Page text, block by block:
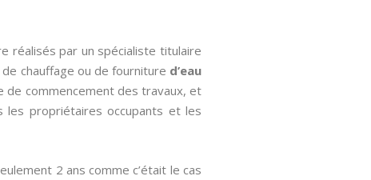
réalisés par un spécialiste titulaire
chauffage ou de fourniture d’eau
de commencement des travaux, et
les propriétaires occupants et les
2 ans comme c’était le cas